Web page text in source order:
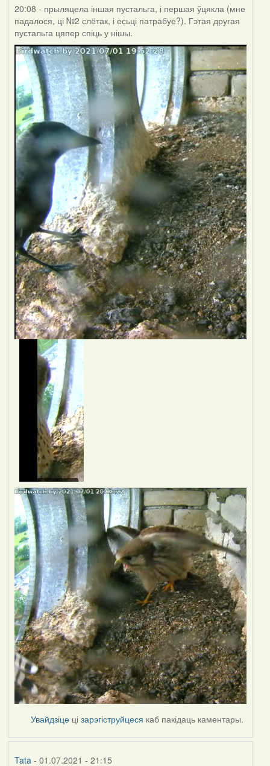
20:08 - прыляцела іншая пустальга, і першая ўцякла (мне
падалося, ці №2 слётак, і есьці патрабуе?). Гэтая другая
пустальга цяпер спіць у нішы.
Увайдзіце цізарэгіструйцеся каб пакідаць каментары.
Tata- 01.07.2021 - 21:15